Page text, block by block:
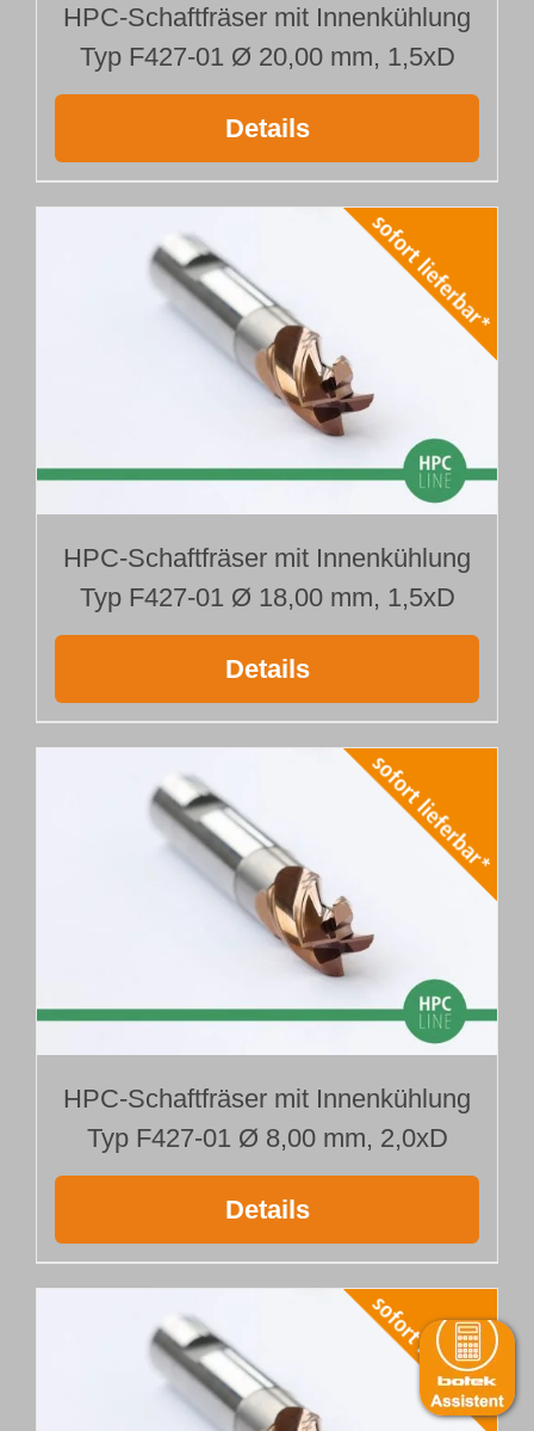
HPC-Schaftfräser mit Innenkühlung
Typ F427-01 Ø 20,00 mm, 1,5xD
Details
HPC-Schaftfräser mit Innenkühlung
Typ F427-01 Ø 18,00 mm, 1,5xD
Details
HPC-Schaftfräser mit Innenkühlung
Typ F427-01 Ø 8,00 mm, 2,0xD
Details